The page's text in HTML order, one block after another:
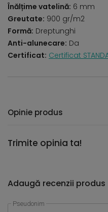
Înălțime vatelină: 6 mm
Greutate: 900 gr/m2
Formă: Dreptunghi
Anti-alunecare: Da
Certificat: Certificat
Opinie produs
Trimite opinia ta!
Adaugă recenzii produs
Pseudonim